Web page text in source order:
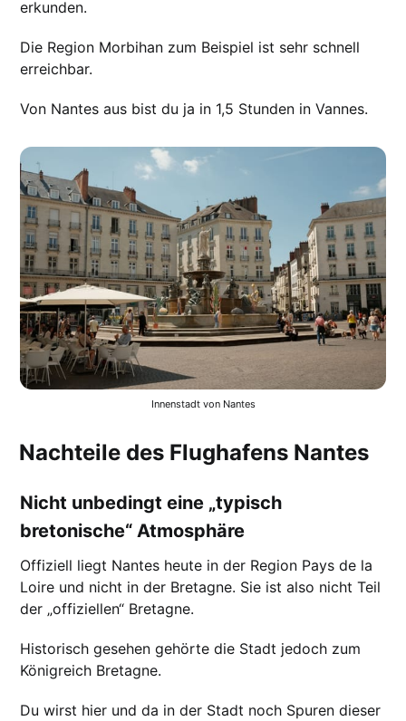
erkunden.
Die Region Morbihan zum Beispiel ist sehr schnell
erreichbar.
Von Nantes aus bist du ja in 1,5 Stunden in Vannes.
Innenstadt von Nantes
Nachteile des Flughafens Nantes
Nicht unbedingt eine „typisch
bretonische“ Atmosphäre
Offiziell liegt Nantes heute in der Region Pays de la
Loire und nicht in der Bretagne. Sie ist also nicht Teil
der „offiziellen“ Bretagne.
Historisch gesehen gehörte die Stadt jedoch zum
Königreich Bretagne.
Du wirst hier und da in der Stadt noch Spuren dieser